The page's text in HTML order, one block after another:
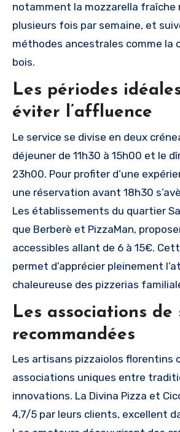
notamment la mozzarella fraîche
plusieurs fois par semaine, et
méthodes ancestrales comme la
bois.
Les périodes
éviter l’affluence
Le service se divise en deux
déjeuner de 11h30 à 15h00 et le
23h00. Pour profiter d’une
une réservation avant 18h30
Les établissements du quartier
que Berberè et PizzaMan,
accessibles allant de 6 à 15€.
permet d’apprécier pleinement
chaleureuse des pizzerias
Les associations de
recommandées
Les artisans pizzaiolos florentins
associations uniques entre
innovations. La Divina Pizza et
4,7/5 par leurs clients, excellent